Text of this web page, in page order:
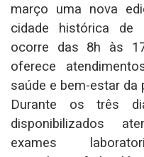
março uma nova
cidade histórica de
ocorre das 8h às
oferece
saúde e bem-estar da
Durante os três
disponibilizados
exames